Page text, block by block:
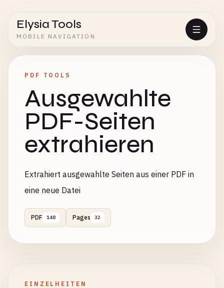
Elysia Tools
MOBILE NAVIGATION
PDF TOOLS
Ausgewahlte
PDF-Seiten
extrahieren
Extrahiert ausgewahlte Seiten aus einer PDF in
eine neue Datei
PDF 148 Pages 32
EINZELHEITEN